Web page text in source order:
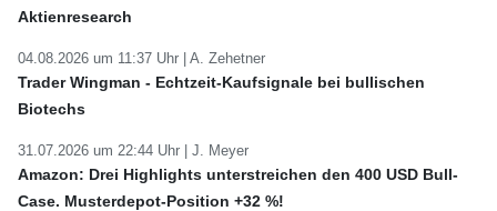
Aktienresearch
04.08.2026 um 11:37 Uhr | A. Zehetner
Trader Wingman - Echtzeit-Kaufsignale bei bullischen
Biotechs
31.07.2026 um 22:44 Uhr | J. Meyer
Amazon: Drei Highlights unterstreichen den 400 USD Bull-
Case. Musterdepot-Position +32 %!